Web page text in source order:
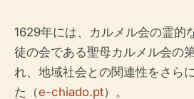
1629年には、カルメル会の霊的
徒の会である聖母カルメル会の
れ、地域社会との関連性をさら
た（e-chiado.pt）。